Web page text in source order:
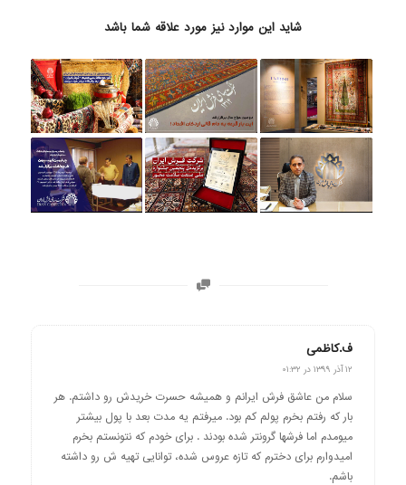
شاید این موارد نیز مورد علاقه شما باشد
ف.کاظمی
گفته:
۱۲ آذر ۱۳۹۹ در ۰۱:۳۲
سلام من عاشق فرش ایرانم و همیشه حسرت خریدش رو داشتم. هر
بار که رفتم بخرم پولم کم بود. میرفتم یه مدت بعد با پول بیشتر
میومدم اما فرشها گرونتر شده بودند . برای خودم که نتونستم بخرم
امیدوارم برای دخترم که تازه عروس شده، توانایی تهیه ش رو داشته
باشم.